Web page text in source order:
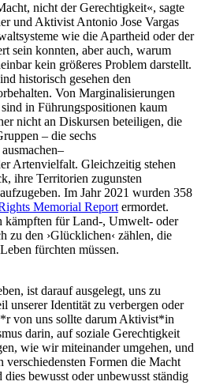
nicht der Gerechtigkeit«, sagte
und Aktivist Antonio Jose Vargas
wie die Apartheid oder der
sein konnten, aber auch, warum
kein größeres Problem darstellt.
historisch gesehen den
Von Marginalisierungen
in Führungspositionen kaum
nicht an Diskursen beteiligen, die
– die sechs
Artenvielfalt. Gleichzeitig stehen
ihre Territorien zugunsten
Im Jahr 2021 wurden 358
Memorial Reportermordet.
für Land-, Umwelt- oder
zu den ›Glücklichen‹ zählen, die
fürchten müssen.
ist darauf ausgelegt, uns zu
unserer Identität zu verbergen oder
von uns sollte darum Aktivist*in
darin, auf soziale Gerechtigkeit
wie wir miteinander umgehen, und
verschiedensten Formen die Macht
bewusst oder unbewusst ständig